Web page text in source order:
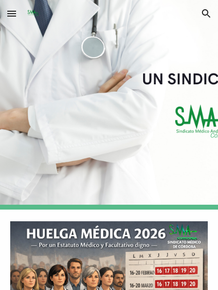
Skip to main content Skip to navigation